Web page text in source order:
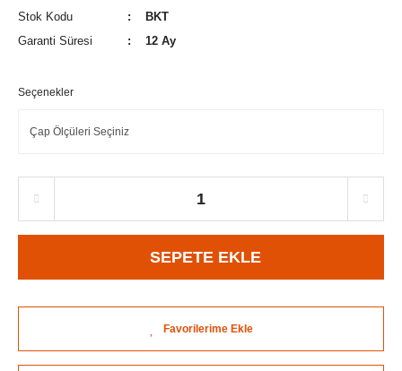
Stok Kodu
BKT
Garanti Süresi
12 Ay
Seçenekler
SEPETE EKLE